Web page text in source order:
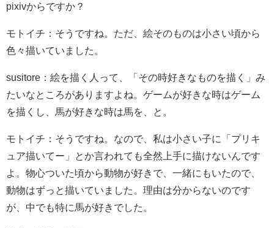
pixivからですか？
モトイチ：そうですね。ただ、絵そのものは小さい頃から
色々描いていました。
susitore：絵を描く人って、「その時好きなものを描く」み
たいなところがありますよね。ゲームが好きな時はゲーム
を描くし、馬が好きな時は馬を、と。
モトイチ：そうですね。なので、私は小さい子に「プリキ
ュア描いてー」とか言われても全然上手に描けないんです
よ。物心ついた頃から動物が好きで、一緒にもいたので、
動物はずっと描いていました。理由は分からないのです
が、中でも特に馬が好きでした。